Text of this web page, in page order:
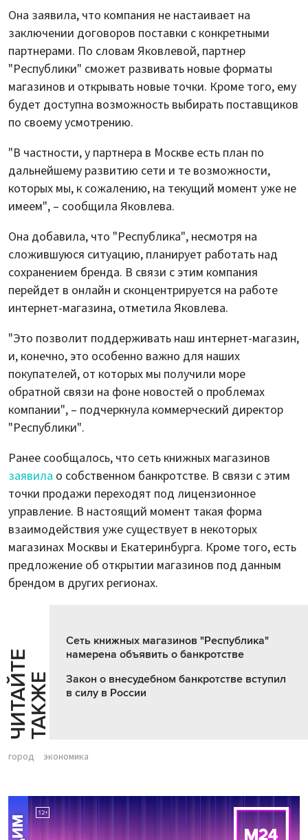
Она заявила, что компания не настаивает на
заключении договоров поставки с конкретными
партнерами. По словам Яковлевой, партнер
"Республики" сможет развивать новые форматы
магазинов и открывать новые точки. Кроме того, ему
будет доступна возможность выбирать поставщиков
по своему усмотрению.
"В частности, у партнера в Москве есть план по
дальнейшему развитию сети и те возможности,
которых мы, к сожалению, на текущий момент уже не
имеем", – сообщила Яковлева.
Она добавила, что "Республика", несмотря на
сложившуюся ситуацию, планирует работать над
сохранением бренда. В связи с этим компания
перейдет в онлайн и сконцентрируется на работе
интернет-магазина, отметила Яковлева.
"Это позволит поддерживать наш интернет-магазин,
и, конечно, это особенно важно для наших
покупателей, от которых мы получили море
обратной связи на фоне новостей о проблемах
компании", – подчеркнула коммерческий директор
"Республики".
Ранее сообщалось, что сеть книжных магазинов
заявила о собственном банкротстве. В связи с этим
точки продажи переходят под лицензионное
управление. В настоящий момент такая форма
взаимодействия уже существует в некоторых
магазинах Москвы и Екатеринбурга. Кроме того, есть
предложение об открытии магазинов под данным
брендом в других регионах.
Ч
И
Т
АЙ
Т
Е
Т
А
К
ЖЕ
Сеть книжных магазинов "Республика"
намерена объявить о банкротстве
Закон о внесудебном банкротстве вступил
в силу в России
город экономика